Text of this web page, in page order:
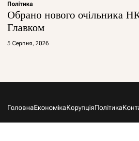
Політика
Обрано нового очільника
Главком
5 Серпня, 2026
ГоловнаЕкономікаКорупціяПолітика